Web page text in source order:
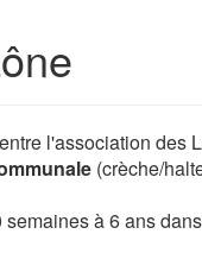
l'association des
(crèche/
à 6 ans